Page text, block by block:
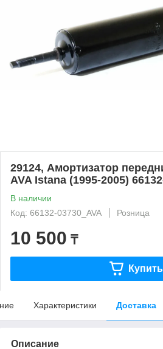
29124, Амортизатор
AVA Istana (1995-2005)
В наличии
Код: 66132-03730_AVA
Розница
10 500 ₸
Купить
Характеристики Доставка
Описание